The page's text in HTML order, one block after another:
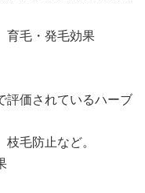
毛・発毛効果
評価されているハーブ
毛防止など。